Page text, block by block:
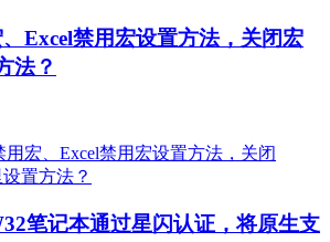
Excel禁用宏设置方法，关闭宏
法？
笔记本通过星闪认证，将原生支